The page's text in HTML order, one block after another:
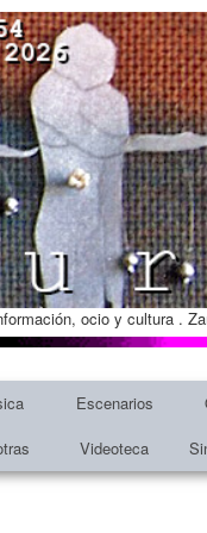
ocio y cultura .
Escenarios
Videoteca